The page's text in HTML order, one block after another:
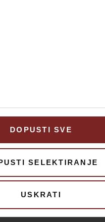
DOPUSTI SVE
SELEKTIRANJE
USKRATI
Vjenčanja
savršen je izbor za intimno i